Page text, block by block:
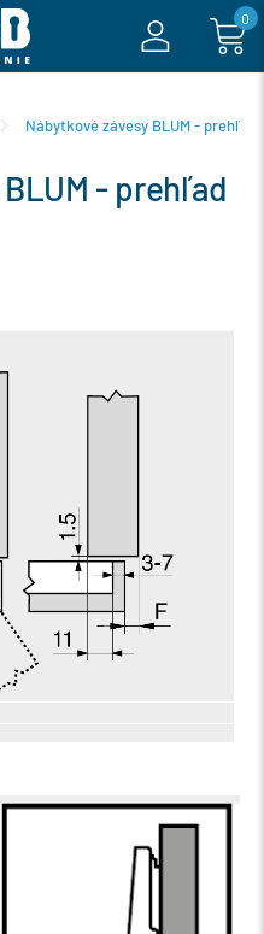
0
Nábytkové závesy BLUM - prehľad
- prehľad